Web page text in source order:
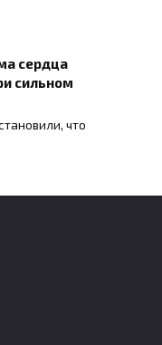
сердца
сильном
что